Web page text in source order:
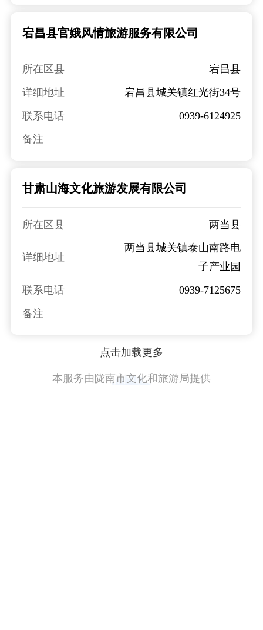
宕昌县官娥风情旅游服务有限公司
所在区县
宕昌县
详细地址
宕昌县城关镇红光街34号
联系电话
0939-6124925
备注
甘肃山海文化旅游发展有限公司
所在区县 两当县
详细地址
两当县城关镇泰山南路电
子产业园
联系电话
0939-7125675
备注
点击加载更多
本服务由陇南市文化和旅游局提供